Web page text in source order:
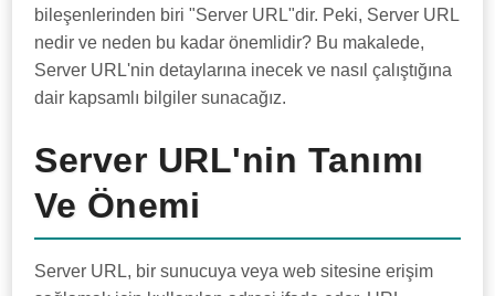
bileşenlerinden biri "Server URL"dir. Peki, Server URL
nedir ve neden bu kadar önemlidir? Bu makalede,
Server URL'nin detaylarına inecek ve nasıl çalıştığına
dair kapsamlı bilgiler sunacağız.
Server URL'nin Tanımı
Ve Önemi
Server URL, bir sunucuya veya web sitesine erişim